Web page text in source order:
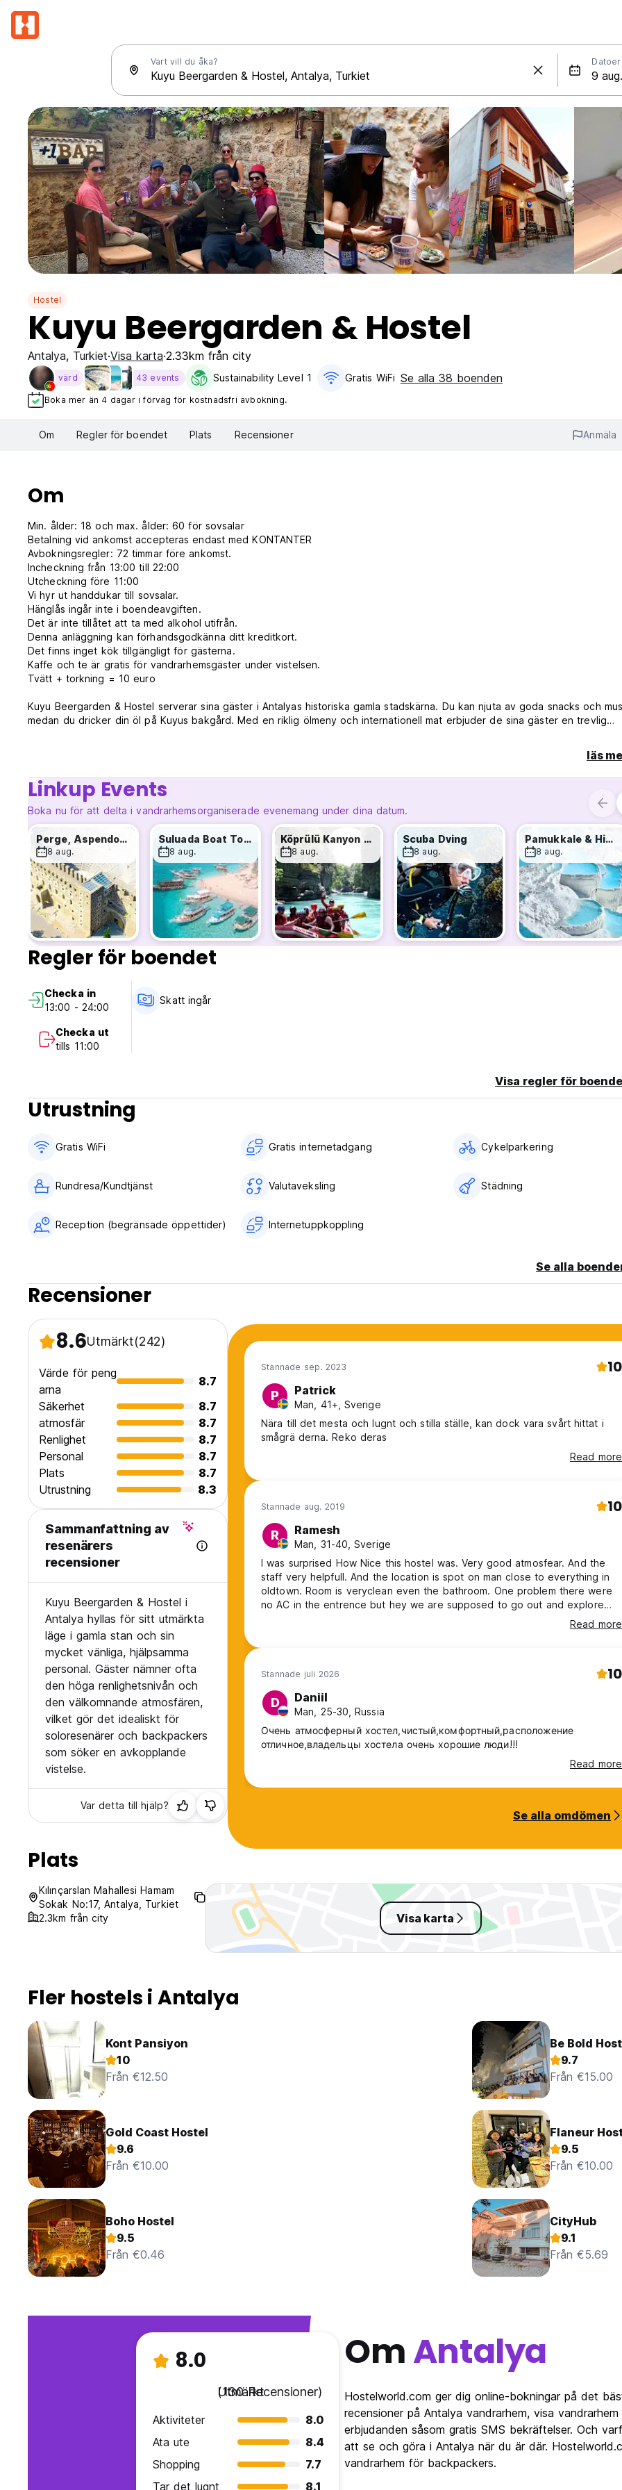
Vart vill du åka? Datoer
Hostel
Kuyu Beergarden & Hostel
Antalya, Turkiet Visa karta 2.33km från city
värd 43 events Sustainability Level 1 Gratis WiFi Se alla 38 boenden
Boka mer än 4 dagar i förväg för kostnadsfri avbokning.
Om Regler för boendet Plats Recensioner Anmäla
Om
Min. ålder: 18 och max. ålder: 60 för sovsalar
Betalning vid ankomst accepteras endast med KONTANTER
Avbokningsregler: 72 timmar före ankomst.
Incheckning från 13:00 till 22:00
Utcheckning före 11:00
Vi hyr ut handdukar till sovsalar.
Hänglås ingår inte i boendeavgiften.
Det är inte tillåtet att ta med alkohol utifrån.
Denna anläggning kan förhandsgodkänna ditt kreditkort.
Det finns inget kök tillgängligt för gästerna.
Kaffe och te är gratis för vandrarhemsgäster under vistelsen.
Tvätt + torkning = 10 euro
Kuyu Beergarden & Hostel serverar sina gäster i Antalyas historiska gamla stadskärna. Du kan njuta av goda snacks och
medan du dricker din öl på Kuyus bakgård. Med en riklig ölmeny och internationell mat erbjuder de sina gäster en trevlig
Vi ligger i Antalyas historiska gamla stadskärna. Läget är mycket centralt och lätt att hitta, och det är ganska nära till allt.
Med sitt helt annorlunda koncept jämfört med de alltmer trånga och förfallna områdena i Kaleiçi, erbjuder Kuyu Beergarden
Hostel ett isolerat område till sina gäster tack vare sitt läge och sin arkitektur. Kuyu erbjuder bekvämt boende och socialt
umgänge för resenärer som besöker Antalya från hela världen. Det anordnas även intervjuer, workshops, födelsedagar etc.
Specialevenemang ingår också.
läs
Linkup Events
Boka nu för att delta i vandrarhemsorganiserade evenemang under dina datum.
Perge, Aspendos, Side & Waterfall
8 aug.
Suluada Boat Tour
8 aug.
Köprülü Kanyon Rafting
8 aug.
Scuba Dving
8 aug.
Pamukkale & Hierapolis
8 aug.
Regler för boendet
Checka in
13:00 - 24:00
Checka ut
tills 11:00
Skatt ingår
Visa regler för
Utrustning
Gratis WiFi Gratis internetadgang Cykelparkering
Rundresa/Kundtjänst Valutaveksling Städning
Reception (begränsade öppettider) Internetuppkoppling
Se alla
Recensioner
8.6Utmärkt(242)
Värde för peng
arna
8.7
Säkerhet
8.7
atmosfär
8.7
Renlighet
8.7
Personal
8.7
Plats
8.7
Utrustning
8.3
Sammanfattning av
resenärers
recensioner
Kuyu Beergarden & Hostel i
Antalya hyllas för sitt utmärkta
läge i gamla stan och sin
mycket vänliga, hjälpsamma
personal. Gäster nämner ofta
den höga renlighetsnivån och
den välkomnande atmosfären,
vilket gör det idealiskt för
soloresenärer och backpackers
som söker en avkopplande
vistelse.
Var detta till hjälp?
Stannade sep. 2023 10
P Patrick
Man, 41+, Sverige
Nära till det mesta och lugnt och stilla ställe, kan dock vara svårt hittat i
smågrä derna. Reko deras
Read more
Stannade aug. 2019 10
R Ramesh
Man, 31-40, Sverige
I was surprised How Nice this hostel was. Very good atmosfear. And the
staff very helpfull. And the location is spot on man close to everything in
oldtown. Room is veryclean even the bathroom. One problem there were
no AC in the entrence but hey we are supposed to go out and explore
Read more
Stannade juli 2026 10
D Daniil
Man, 25-30, Russia
Очень атмосферный хостел,чистый,комфортный,расположение
отличное,владельцы хостела очень хорошие люди!!!
Read more
Se alla omdömen
Plats
Kılınçarslan Mahallesi Hamam
Sokak No:17, Antalya, Turkiet
2.3km från city
Visa karta
Fler hostels i Antalya
Kont Pansiyon
10
Från €12.50
Be Bold
9.7
Från €15.00
Gold Coast Hostel
9.6
Från €10.00
Flaneur
9.5
Från €10.00
Boho Hostel
9.5
Från €0.46
CityHub
9.1
Från €5.69
8.0
Utmärkt
(130 Recensioner)
Aktiviteter
8.0
Ata ute
8.4
Shopping
7.7
Tar det lugnt
8.1
OmAntalya
Hostelworld.com ger dig online-bokningar på det
recensioner på Antalya vandrarhem, visa
erbjudanden såsom gratis SMS bekräftelser. Och
att se och göra i Antalya när du är där.
vandrarhem för backpackers.